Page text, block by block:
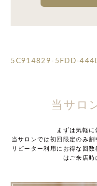
5C914829-5FDD-
当サロ
まずは気軽に
当サロンでは初回限定のみ
リピーター利用にお得な回
はご来店時